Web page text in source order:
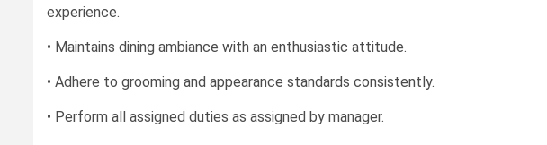
experience.
• Maintains dining ambiance with an enthusiastic attitude.
• Adhere to grooming and appearance standards consistently.
• Perform all assigned duties as assigned by manager.